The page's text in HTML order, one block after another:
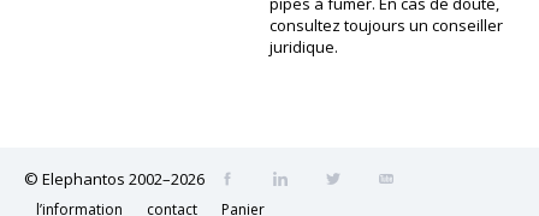
consultez toujours un conseiller
juridique.
© Elephantos 2002–2026
l’information contact Panier